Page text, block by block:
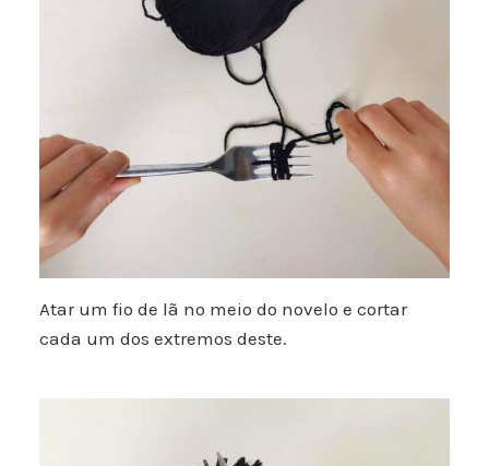
Atar um fio de lã no meio do novelo e cortar
cada um dos extremos deste.